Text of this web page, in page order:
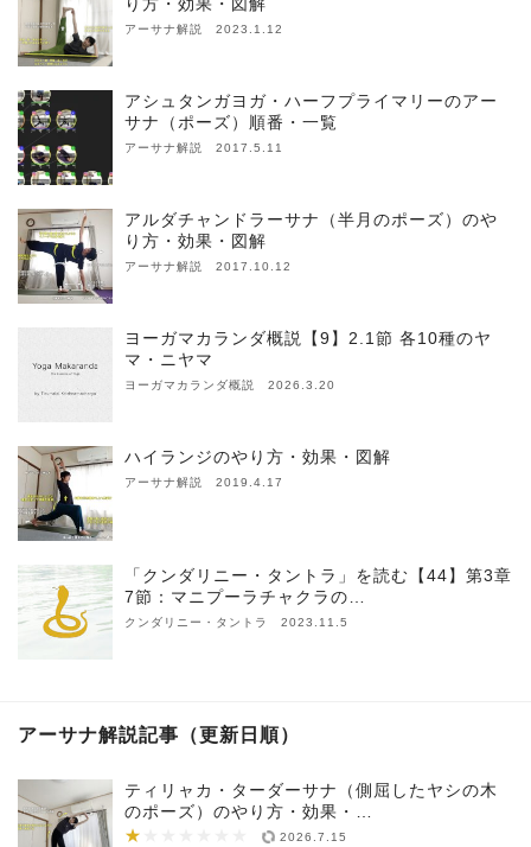
アーサナ解説 2023.1.12
アシュタンガヨガ・ハーフプライマリーのアー
サナ（ポーズ）順番・一覧
アーサナ解説 2017.5.11
アルダチャンドラーサナ（半月のポーズ）のや
り方・効果・図解
アーサナ解説 2017.10.12
ヨーガマカランダ概説【9】2.1節 各10種のヤ
マ・ニヤマ
ヨーガマカランダ概説 2026.3.20
ハイランジのやり方・効果・図解
アーサナ解説 2019.4.17
「クンダリニー・タントラ」を読む【44】第3章
7節：マニプーラチャクラの…
クンダリニー・タントラ 2023.11.5
アーサナ解説記事（更新日順）
ティリャカ・ターダーサナ（側屈したヤシの木
のポーズ）のやり方・効果・…
★
★★★★★★★ 2026.7.15